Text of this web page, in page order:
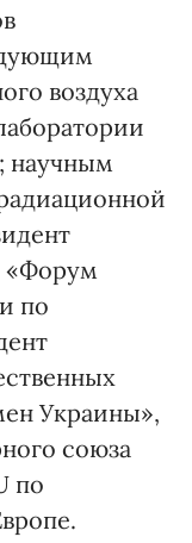
воздуха
научным
«Форум
по
Украины»,
союза
по